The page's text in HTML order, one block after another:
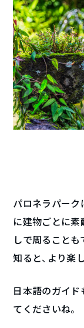
パロネラパーク
に建物ごとに素
しで周ることも
知ると、より楽
日本語のガイド
てくださいね。